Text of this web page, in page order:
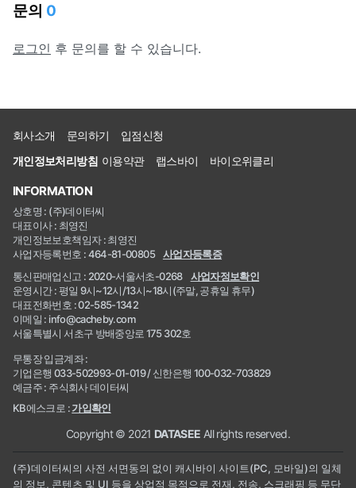
문의 0
로그인 후 문의를 할 수 있습니다.
회사소개 문의하기
입점신청
개인정보처리방침 이용약관 랩스바이 바이오위클리
INFORMATION
상호명 : (주)데이터씨
대표이사 : 최영진
개인정보보호책임자 : 최영진
사업자등록번호 : 464-81-00805
사업자등록증
통신판매업신고 : 2020-서울서초-0268
사업자정보확인
운영시간 : 평일 9시~12시/13시~18시(주말, 공휴일 휴무)
대표전화번호 : 02-585-1342
이메일 : info@cacheby.com
서울특별시 서초구 방배중앙로 175 302호
무통장 입금계좌 :
기업은행 033-502993-01-019 / 신한은행 100-032-703829
예금주 : 주식회사 데이터씨
KB에스크로 :가입확인
Copyright © 2021 DATASEE All rights reserved.
(주)데이터씨의 사전 서면동의 없이 캐시바이 사이트(PC, 모바일)의 일체
의 정보, 콘텐츠 및 UI 등을 상업적 목적으로 전재, 전송, 스크래핑 등 무단